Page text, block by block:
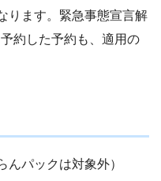
ります。緊急事態宣言解
約した予約も、適用の
んパックは対象外）